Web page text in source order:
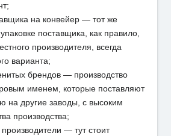
на конвейер — тот же
поставщика, как правило,
производителя, всегда
варианта;
брендов — производство
именем, которые поставляют
на другие заводы, с высоким
производства;
— тут стоит